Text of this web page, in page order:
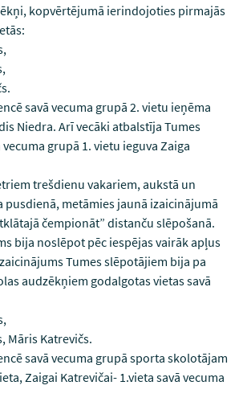
kopvērtējumā ierindojoties pirmajās
savā vecuma grupā 2. vietu ieņēma
Niedra. Arī vecāki atbalstīja Tumes
grupā 1. vietu ieguva Zaiga
trešdienu vakariem, aukstā un
pusdienā, metāmies jaunā izaicinājumā
čempionāt” distanču slēpošanā.
bija noslēpot pēc iespējas vairāk apļus
Tumes slēpotājiem bija pa
audzēkņiem godalgotas vietas savā
Māris Katrevičs.
savā vecuma grupā sporta skolotājam
Zaigai Katrevičai- 1.vieta savā vecuma